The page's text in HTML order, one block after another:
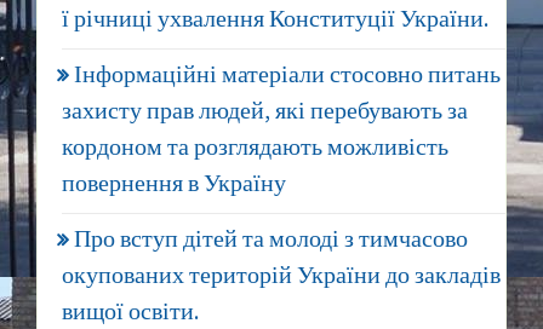
ї річниці ухвалення Конституції України.
Інформаційні матеріали стосовно питань
захисту прав людей, які перебувають за
кордоном та розглядають можливість
повернення в Україну
Про вступ дітей та молоді з тимчасово
окупованих територій України до закладів
вищої освіти.